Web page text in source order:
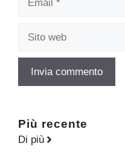
Più recente
Di più